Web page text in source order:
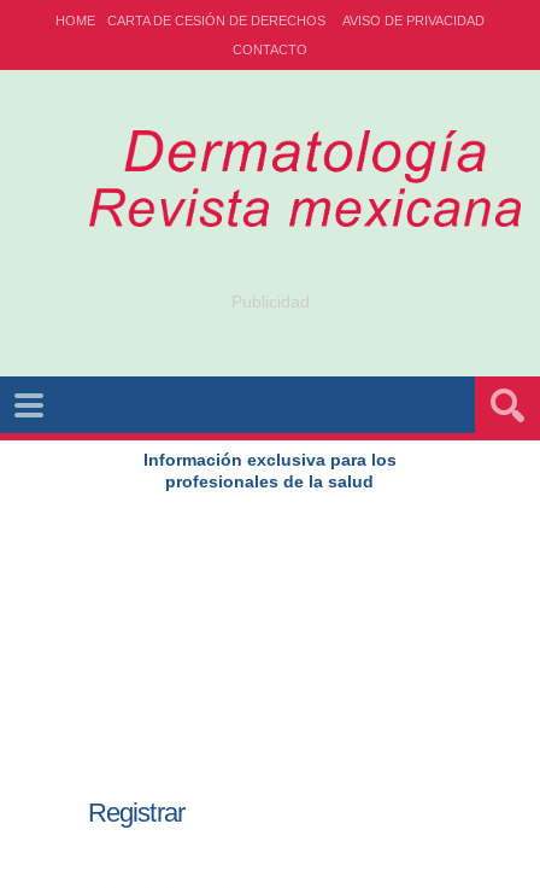
HOME CARTA DE CESIÓN DE DERECHOS
AVISO DE PRIVACIDAD
CONTACTO
Publicidad
Información exclusiva para los
profesionales de la salud
Registrar